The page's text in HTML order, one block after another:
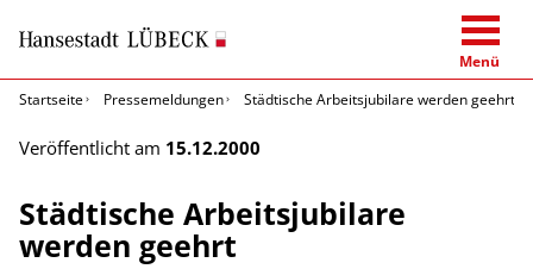
Menü
Startseite
Pressemeldungen Städtische Arbeitsjubilare werden geehrt
Veröffentlicht am 15.12.2000
Städtische Arbeitsjubilare
werden geehrt